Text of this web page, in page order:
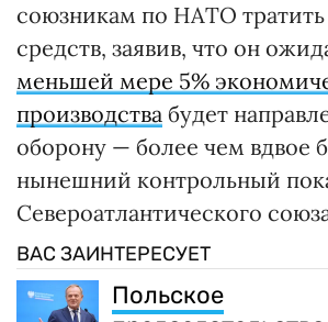
союзникам по НАТО
средств, заявив, что он
меньшей мере 5%
производства будет
оборону — более чем вдвое
нынешний контрольный
Североатлантического
ВАС ЗАИНТЕРЕСУЕТ
Польское